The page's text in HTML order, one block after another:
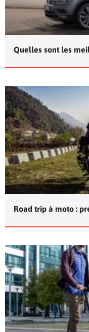
Quelles sont les
Road trip à moto :